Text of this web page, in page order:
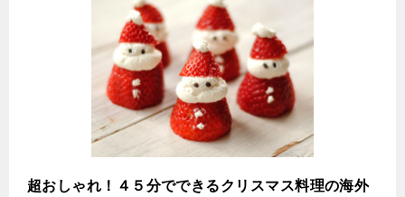
超おしゃれ！４５分でできるクリスマス料理の海外